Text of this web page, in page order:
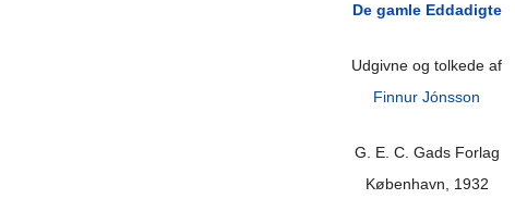
De gamle Eddadigte
Udgivne og tolkede af
Finnur Jónsson
G. E. C. Gads Forlag
København, 1932